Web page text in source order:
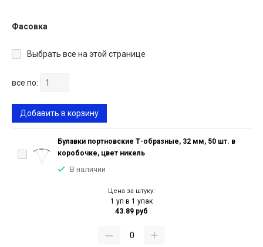
Фасовка
Выбрать все на этой странице
все по:
Добавить в корзину
Булавки портновские Т-образные, 32 мм, 50 шт. в
коробочке, цвет никель
В наличии
Цена за штуку:
1 уп в 1 упак
43.89 руб